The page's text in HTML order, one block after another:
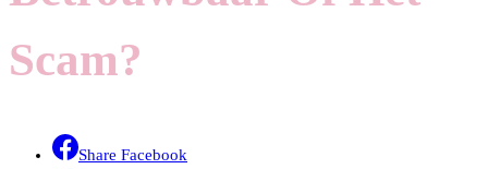
Scam?
Share Facebook